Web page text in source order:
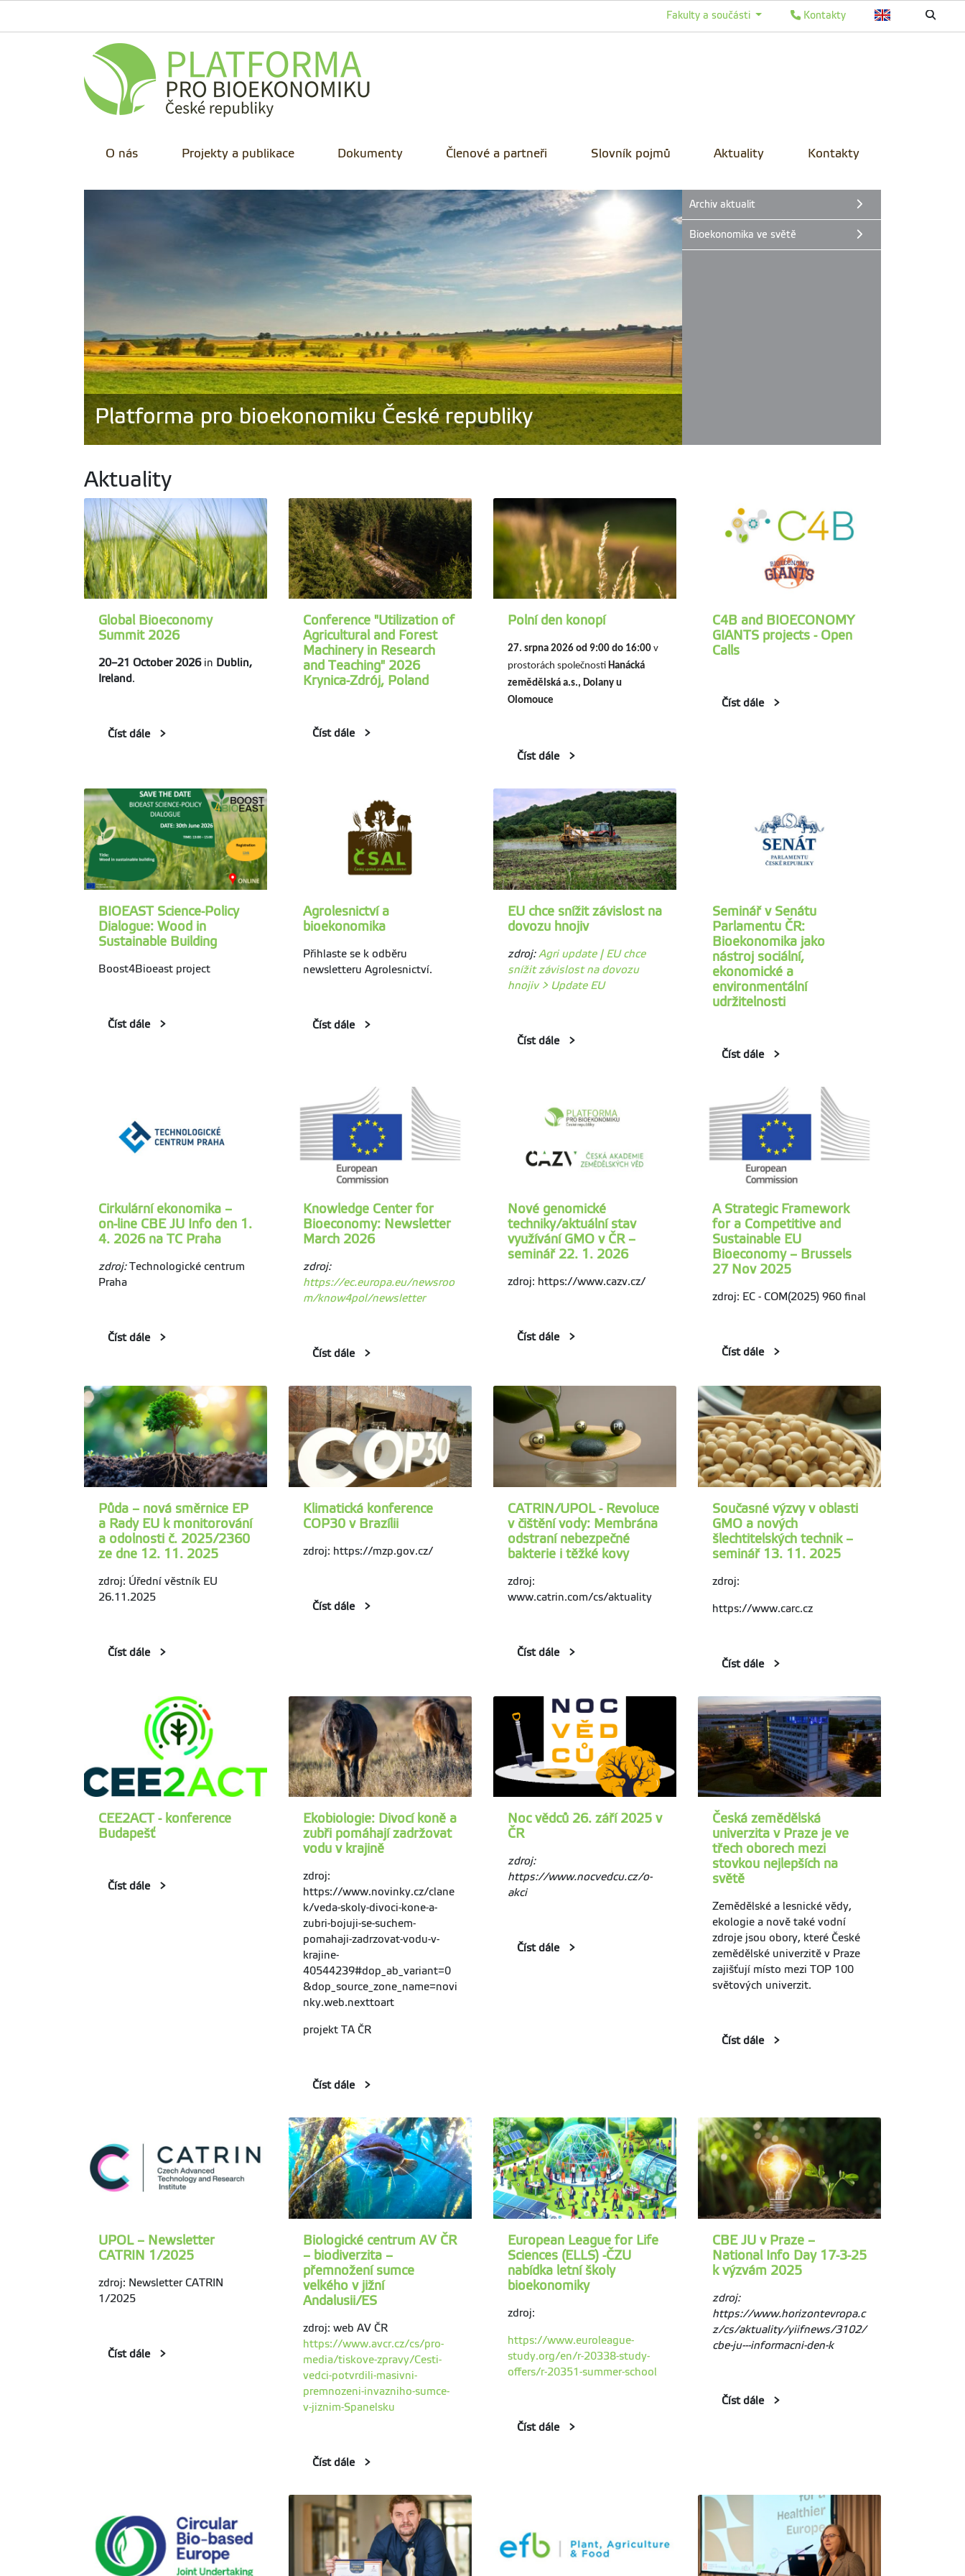
Kontakty
Fakulty a součásti
O nás Projekty a publikace Dokumenty Členové a partneři Slovník pojmů Aktuality Kontakty
Platforma pro bioekonomiku České republiky
Archiv aktualit
Bioekonomika ve světě
Aktuality
Global Bioeconomy
Summit 2026
20–21 October 2026in Dublin,
Ireland.
Číst dále
Conference "Utilization of
Agricultural and Forest
Machinery in Research
and Teaching" 2026
Krynica-Zdrój, Poland
Číst dále
Polní den konopí
27. srpna 2026 od 9:00 do 16:00 v
prostorách společnosti Hanácká
zemědělská a.s., Dolany u
Olomouce
Číst dále
C4B and BIOECONOMY
GIANTS projects - Open
Calls
Číst dále
BIOEAST Science-Policy
Dialogue: Wood in
Sustainable Building
Boost4Bioeast project
Číst dále
Agrolesnictví a
bioekonomika
Přihlaste se k odběru
newsletteru Agrolesnictví.
Číst dále
EU chce snížit závislost na
dovozu hnojiv
zdroj: Agri update | EU chce
snížit závislost na dovozu
hnojiv > Update EU
Číst dále
Seminář v Senátu
Parlamentu ČR:
Bioekonomika jako
nástroj sociální,
ekonomické a
environmentální
udržitelnosti
Číst dále
Cirkulární ekonomika –
on-line CBE JU Info den 1.
4. 2026 na TC Praha
zdroj:Technologické centrum
Praha
Číst dále
Knowledge Center for
Bioeconomy: Newsletter
March 2026
zdroj:
https://ec.europa.eu/newsroo
m/know4pol/newsletter
Číst dále
Nové genomické
techniky/aktuální stav
využívání GMO v ČR –
seminář 22. 1. 2026
zdroj: https://www.cazv.cz/
Číst dále
A Strategic Framework
for a Competitive and
Sustainable EU
Bioeconomy – Brussels
27 Nov 2025
zdroj: EC - COM(2025) 960 final
Číst dále
Půda – nová směrnice EP
a Rady EU k monitorování
a odolnosti č. 2025/2360
ze dne 12. 11. 2025
zdroj: Úřední věstník EU
26.11.2025
Číst dále
Klimatická konference
COP30 v Brazílii
zdroj: https://mzp.gov.cz/
Číst dále
CATRIN/UPOL - Revoluce
v čištění vody: Membrána
odstraní nebezpečné
bakterie i těžké kovy
zdroj:
www.catrin.com/cs/aktuality
Číst dále
Současné výzvy v oblasti
GMO a nových
šlechtitelských technik –
seminář 13. 11. 2025
zdroj:
https://www.carc.cz
Číst dále
CEE2ACT - konference
Budapešť
Číst dále
Ekobiologie: Divocí koně a
zubři pomáhají zadržovat
vodu v krajině
zdroj:
https://www.novinky.cz/clane
k/veda-skoly-divoci-kone-a-
zubri-bojuji-se-suchem-
pomahaji-zadrzovat-vodu-v-
krajine-
40544239#dop_ab_variant=0
&dop_source_zone_name=novi
nky.web.nexttoart
projekt TA ČR
Číst dále
Noc vědců 26. září 2025 v
ČR
zdroj:
https://www.nocvedcu.cz/o-
akci
Číst dále
Česká zemědělská
univerzita v Praze je ve
třech oborech mezi
stovkou nejlepších na
světě
Zemědělské a lesnické vědy,
ekologie a nově také vodní
zdroje jsou obory, které České
zemědělské univerzitě v Praze
zajišťují místo mezi TOP 100
světových univerzit.
Číst dále
UPOL – Newsletter
CATRIN 1/2025
zdroj: Newsletter CATRIN
1/2025
Číst dále
Biologické centrum AV ČR
– biodiverzita –
přemnožení sumce
velkého v jižní
Andalusii/ES
zdroj: web AV ČR
https://www.avcr.cz/cs/pro-
media/tiskove-zpravy/Cesti-
vedci-potvrdili-masivni-
premnozeni-invazniho-sumce-
v-jiznim-Spanelsku
Číst dále
European League for Life
Sciences (ELLS) -ČZU
nabídka letní školy
bioekonomiky
zdroj:
https://www.euroleague-
study.org/en/r-20338-study-
offers/r-20351-summer-school
Číst dále
CBE JU v Praze –
National Info Day 17-3-25
k výzvám 2025
zdroj:
https://www.horizontevropa.c
z/cs/aktuality/yiifnews/3102/
cbe-ju---informacni-den-k
Číst dále